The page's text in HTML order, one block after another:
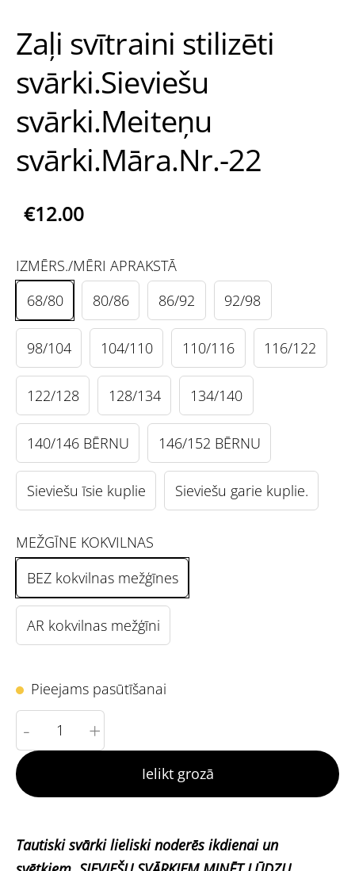
Zaļi svītraini stilizēti
svārki.Sieviešu
svārki.Meiteņu
svārki.Māra.Nr.-22
€12.00
IZMĒRS./MĒRI APRAKSTĀ
68/80
80/86 86/92 92/98
98/104 104/110 110/116 116/122
122/128 128/134 134/140
140/146 BĒRNU 146/152 BĒRNU
Sieviešu īsie kuplie Sieviešu garie kuplie.
MEŽGĪNE KOKVILNAS
BEZ kokvilnas mežģīnes
AR kokvilnas mežģīni
Pieejams pasūtīšanai
- +
Ielikt grozā
Tautiski svārki lieliski noderēs ikdienai un